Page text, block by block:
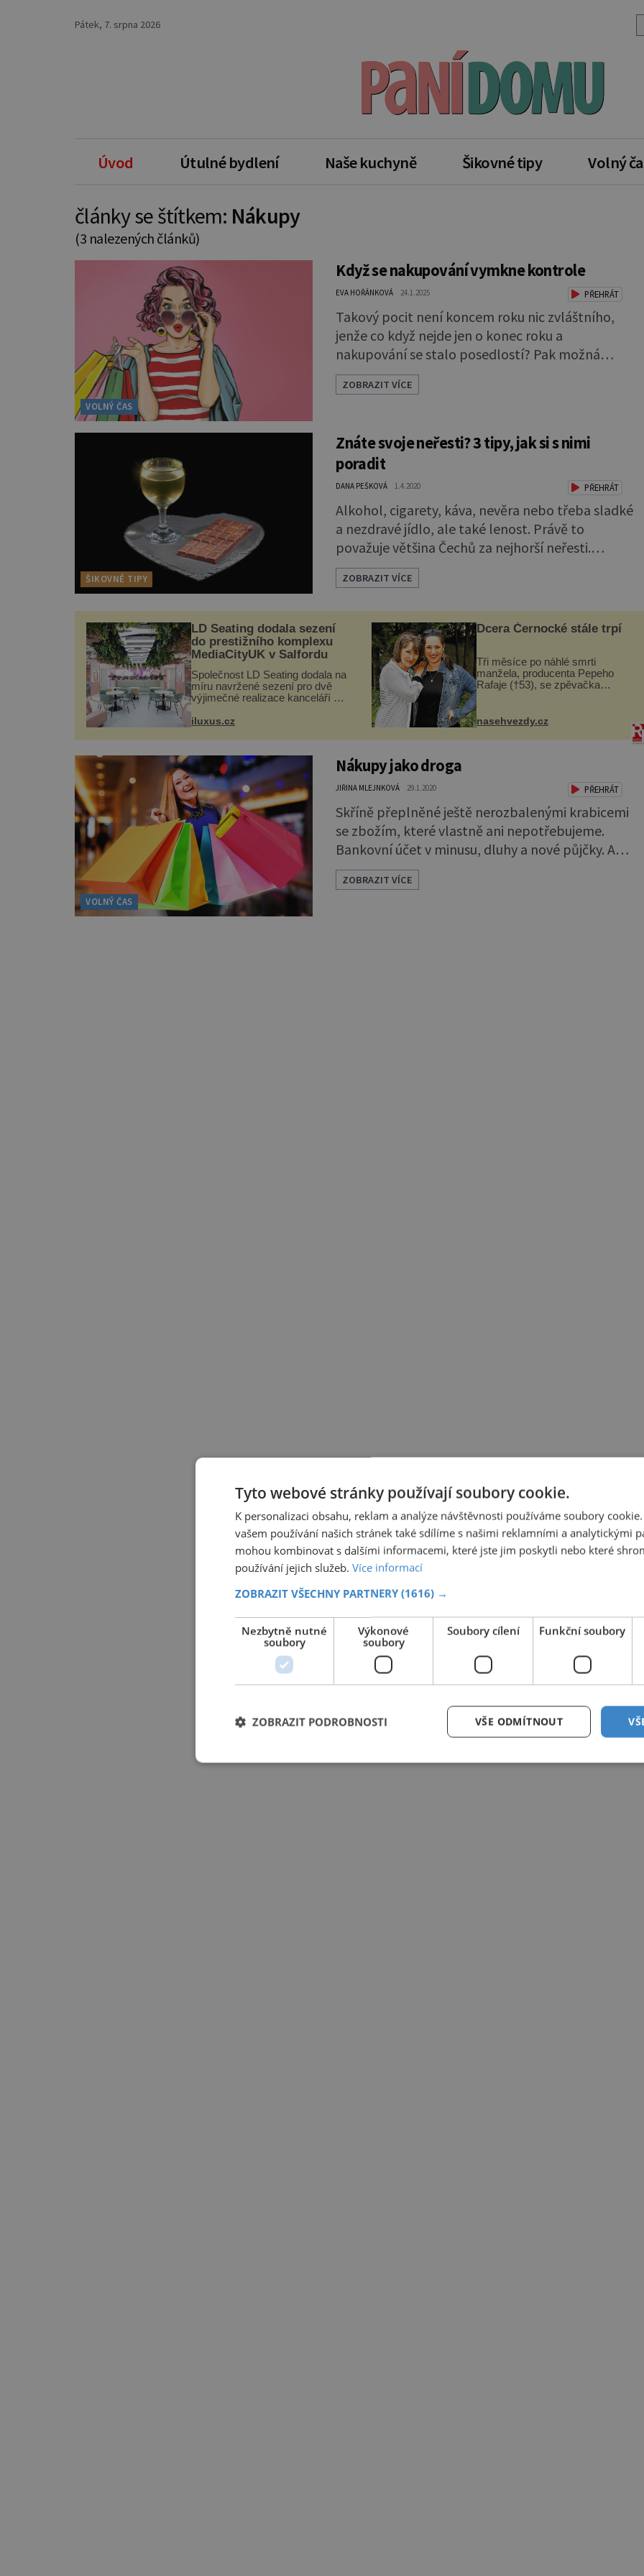
Pátek, 7. srpna 2026
Úvod Útulné bydlení Naše kuchyně Šikovné tipy Volný
články se štítkem: Nákupy
(3 nalezených článků)
VOLNÝ ČAS
Když se nakupování vymkne kontrole
EVA HOŘÁNKOVÁ 24.1.2025 PŘEHRÁT
Takový pocit není koncem roku nic zvláštního,
jenže co když nejde jen o konec roku a
nakupování se stalo posedlostí? Pak možná
máte problém, který má i svůj odborný název
oniománie nebo také shopaholismus. A závislost
Zato utratit dokážou stejně, nebo i víc peněz než
ženy. Zdánlivě se nic neděje Vždyť lidí
ZOBRAZIT VÍCE
ŠIKOVNÉ TIPY
Znáte svoje neřesti? 3 tipy, jak si s nimi
poradit
DANA PEŠKOVÁ 1.4.2020 PŘEHRÁT
Alkohol, cigarety, káva, nevěra nebo třeba sladké
a nezdravé jídlo, ale také lenost. Právě to
považuje většina Čechů za nejhorší neřesti.
Překvapení pro nikoho nebude, že jsou to právě
ty, kterým podléháme nejvíce. Bojujeme, ale
Čechů ze 100 přiznalo, že hřeší. I když často a
hodně jen 30 %, dalších 67 % jen „čas od času“.
Zábava, nebo závislost?
ZOBRAZIT VÍCE
LD Seating dodala sezení
do prestižního komplexu
MediaCityUK v Salfordu
Společnost LD Seating dodala na
míru navržené sezení pro dvě
výjimečné realizace kanceláří v
Salfordu – konkrétně do budov
Komplex budov Media...
iluxus.cz
Dcera Černocké stále trpí
Tři měsíce po náhlé smrti
manžela, producenta Pepeho
Rafaje (†53), se zpěvačka
ozvala veřejnosti. Na sociální síti
sdílela, že se snaží fung...
nasehvezdy.cz
VOLNÝ ČAS
Nákupy jako droga
JIŘINA MLEJNKOVÁ 29.1.2020 PŘEHRÁT
Skříně přeplněné ještě nerozbalenými krabicemi
se zbožím, které vlastně ani nepotřebujeme.
Bankovní účet v minusu, dluhy a nové půjčky. Ani
to nedá moc námahy a snadno si můžeme
vypěstovat závislost na nakupování, tzv.
ZOBRAZIT VÍCE
Tyto webové stránky používají soubory cookie.
K personalizaci obsahu, reklam a analýze návštěvnosti používáme soubory
vašem používání našich stránek také sdílíme s našimi reklamními a analytickými
mohou kombinovat s dalšími informacemi, které jste jim poskytli nebo které
používání jejich služeb. Více informací
ZOBRAZIT VŠECHNY PARTNERY (1616) →
Nezbytně nutné
soubory
Výkonové
soubory
Soubory cílení Funkční soubory
VŠE ODMÍTNOUT
ZOBRAZIT PODROBNOSTI